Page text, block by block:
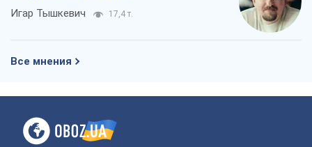
Игар Тышкевич 17,4 т.
Все мнения